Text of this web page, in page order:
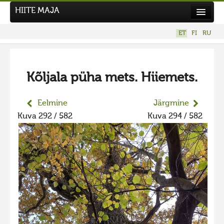
Uudised
Tegutse
Kuvavõistlused
UUS KUVAVÕISTLUS
Hiite kuvavõistlus 2026
VANEMAD KUVAVÕISTLUSED
Hiite kuvavõistlus 2025
Hiite kuvavõistlus 2025 lisa
HIITE MAJA
ET FI RU
Kõljala püha mets. Hiiemets.
Eelmine
Kuva 292 / 582
Järgmine
Kuva 294 / 582